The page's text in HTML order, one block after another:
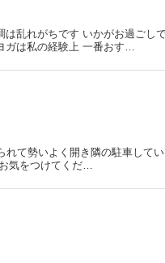
乱れがちです いかがお過ごし
ガは私の経験上 一番おす…
れて勢いよく開き隣の駐車してい
気をつけてくだ…